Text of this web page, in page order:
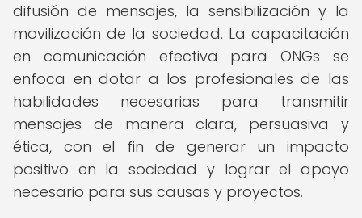
difusión de mensajes, la sensibilización y la
movilización de la sociedad. La capacitación
en comunicación efectiva para ONGs se
enfoca en dotar a los profesionales de las
habilidades necesarias para transmitir
mensajes de manera clara, persuasiva y
ética, con el fin de generar un impacto
positivo en la sociedad y lograr el apoyo
necesario para sus causas y proyectos.